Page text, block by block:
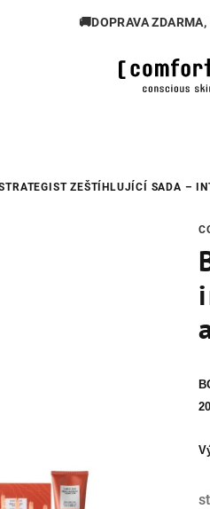
🚚DOPRAVA
ZEŠTÍHLUJÍCÍ SADA –